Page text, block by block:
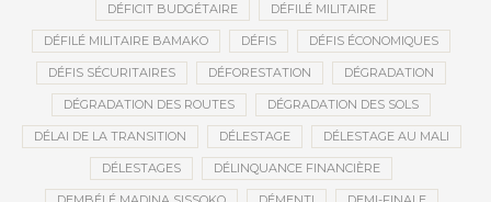
DÉFICIT BUDGÉTAIRE DÉFILÉ MILITAIRE
DÉFILÉ MILITAIRE BAMAKO DÉFIS DÉFIS ÉCONOMIQUES
DÉFIS SÉCURITAIRES DÉFORESTATION DÉGRADATION
DÉGRADATION DES ROUTES DÉGRADATION DES SOLS
DÉLAI DE LA TRANSITION DÉLESTAGE DÉLESTAGE AU MALI
DÉLESTAGES DÉLINQUANCE FINANCIÈRE